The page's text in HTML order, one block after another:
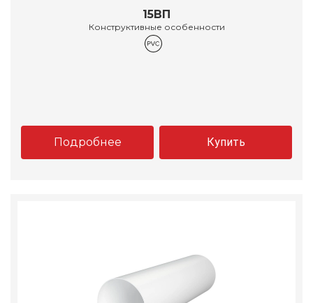
15ВП
Конструктивные особенности
Подробнее Купить